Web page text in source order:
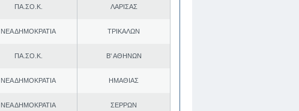
ΠΑ.ΣΟ.Κ. ΛΑΡΙΣΑΣ
ΝΕΑ ΔΗΜΟΚΡΑΤΙΑ ΤΡΙΚΑΛΩΝ
ΠΑ.ΣΟ.Κ. Β' ΑΘΗΝΩΝ
ΝΕΑ ΔΗΜΟΚΡΑΤΙΑ ΗΜΑΘΙΑΣ
ΝΕΑ ΔΗΜΟΚΡΑΤΙΑ ΣΕΡΡΩΝ